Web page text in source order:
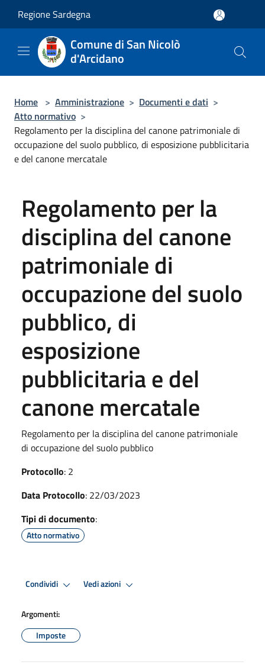
Regione Sardegna
Comune di San Nicolò
d'Arcidano
Home > Amministrazione > Documenti e dati >
Atto normativo >
Regolamento per la disciplina del canone patrimoniale di
occupazione del suolo pubblico, di esposizione pubblicitaria
e del canone mercatale
Regolamento per la
disciplina del canone
patrimoniale di
occupazione del suolo
pubblico, di
esposizione
pubblicitaria e del
canone mercatale
Regolamento per la disciplina del canone patrimoniale
di occupazione del suolo pubblico
Protocollo: 2
Data Protocollo: 22/03/2023
Tipi di documento:
Atto normativo
Condividi Vedi azioni
Argomenti:
Imposte